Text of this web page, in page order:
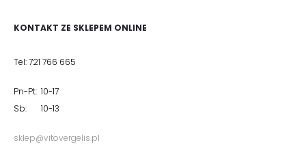
KONTAKT ZE SKLEPEM ONLINE
Tel: 721 766 665
Pn-Pt: 10-17
Sb: 10-13
sklep@vitovergelis.pl